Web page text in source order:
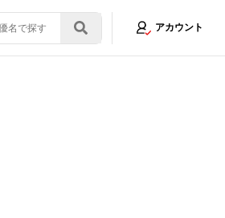
アカウント